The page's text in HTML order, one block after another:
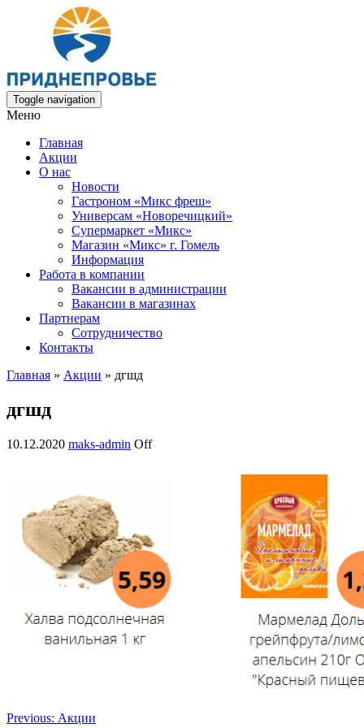
Toggle navigation
Меню
Главная
Акции
О нас
Новости
Гастроном «Микс фреш»
Универсам «Новоречицкий»
Супермаркет «Микс»
Магазин «Микс» г. Гомель
Информация
Работа в компании
Вакансии в администрации
Вакансии в магазинах
Партнерам
Сотрудничество
Контакты
Главная » Акции » дгшд
дгшд
10.12.2020 maks-admin Off
Previous: Акции